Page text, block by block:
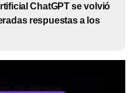
ChatGPT se volvió
respuestas a los